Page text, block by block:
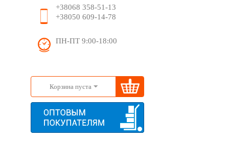
+38068 358-51-13
+38050 609-14-78
ПН-ПТ 9:00-18:00
Корзина пуста